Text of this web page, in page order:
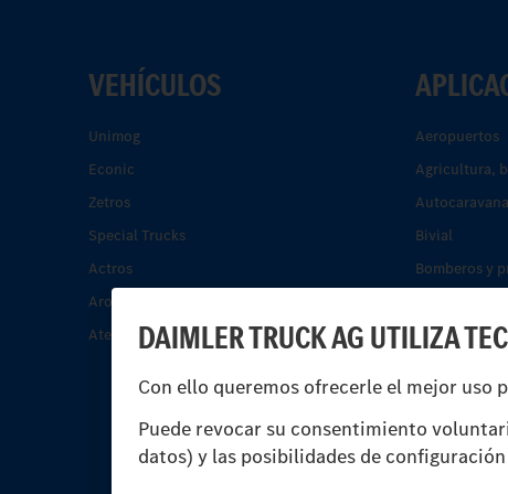
DAIMLER TRUCK AG UTILIZA
Con ello queremos ofrecerle el mejor uso
Puede revocar su consentimiento
datos) y las posibilidades de
VEHÍCULOS
Unimog
Econic
Zetros
Special Trucks
Actros
Arocs.
Atego.
Aeropuertos
Agricultura,
Bivial
Bomberos y
Energía
residuos
Tráfico de